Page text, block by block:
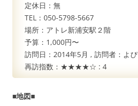
定休日：無
TEL：050-5798-5667
場所：アトレ新浦安駅２階
予算：1,000円〜
訪問日： 2014年5月 , 訪問者： よぴ
再訪指数：★★★★☆ : 4
■地図■